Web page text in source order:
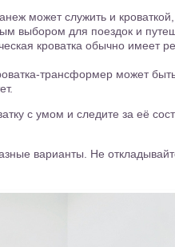
может служить и
выбором для поездок и
кроватка обычно имеет
трансформер может
с умом и следите за её
варианты. Не